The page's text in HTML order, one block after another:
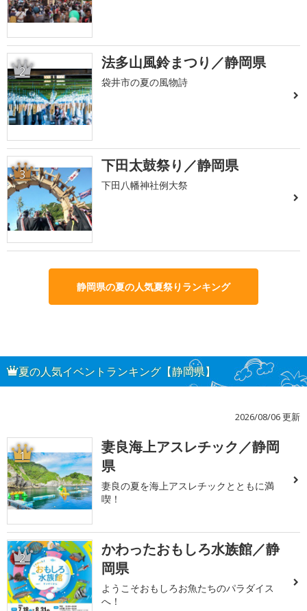
2 法多山風鈴まつり／静岡県
袋井市の夏の風物詩
3 下田太鼓祭り／静岡県
下田八幡神社例大祭
静岡県の夏の人気夏祭りランキング
夏の人気イベントランキング【静岡県】
2026/08/06 更新
1
妻良海上アスレチック／静岡
県
妻良の夏を海上アスレチックとともに満
喫！
2
かわったおもしろ水族館／静
岡県
ようこそおもしろお魚たちのパラダイス
へ！